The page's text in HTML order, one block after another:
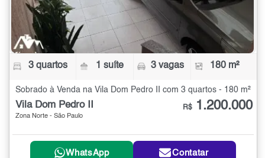
3 quartos 1 suíte 3 vagas 180 m²
Sobrado à Venda na Vila Dom Pedro II com 3 quartos - 180 m²
Vila Dom Pedro II
Zona Norte - São Paulo
R$ 1.200.000
WhatsApp Contatar